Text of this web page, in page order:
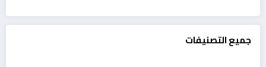
جميع التصنيفات